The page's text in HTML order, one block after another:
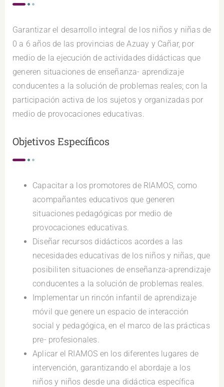
Garantizar el desarrollo integral de los niños y niñas de
0 a 6 años de las provincias de Azuay y Cañar, por
medio de la ejecución de actividades didácticas que
generen situaciones de enseñanza- aprendizaje
conducentes a la solución de problemas reales; con la
participación activa de los sujetos y organizadas por
medio de provocaciones educativas.
Objetivos Específicos
Capacitar a los promotores de RIAMOS, como
acompañantes educativos que generen
situaciones pedagógicas por medio de
provocaciones educativas.
Diseñar recursos didácticos acordes a las
necesidades educativas de los niños y niñas, que
posibiliten situaciones de enseñanza-aprendizaje
conducentes a la solución de problemas reales.
Implementar un rincón infantil de aprendizaje
móvil que genere un espacio de interacción
social y pedagógica, en el marco de las prácticas
pre- profesionales.
Aplicar el RIAMOS en los diferentes lugares de
intervención, garantizando el abordaje a los
niños y niños desde una didáctica específica